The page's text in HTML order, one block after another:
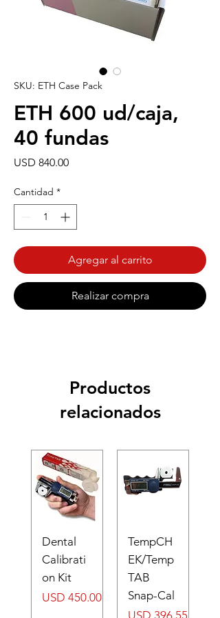
SKU: ETH Case Pack
ETH 600 ud/caja,
40 fundas
USD 840.00Precio
Cantidad *
Agregar al carrito
Realizar compra
Productos
relacionados
Dental
Calibrati
on Kit
Precio
USD 450.00
TempCH
EK/Temp
TAB
Snap-Cal
Precio
USD 396.55